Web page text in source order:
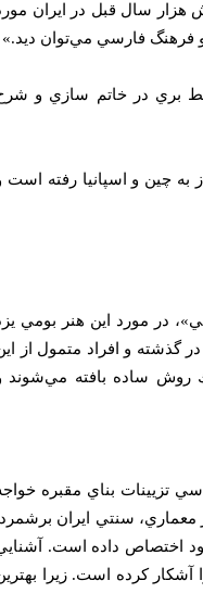
هزار سال قبل در ايران
فرهنگ فارسي مي‌توان ديد.»
بري در خاتم سازي و
چين و اسپانيا رفته است
در مورد اين هنر بومي
گذشته و افراد متمول از
يك روش ساده بافته مي‌شوند
تزيينات بناي مقبره
معماري، سنتي ايران
اختصاص داده است.
آشكار كرده است. زيرا